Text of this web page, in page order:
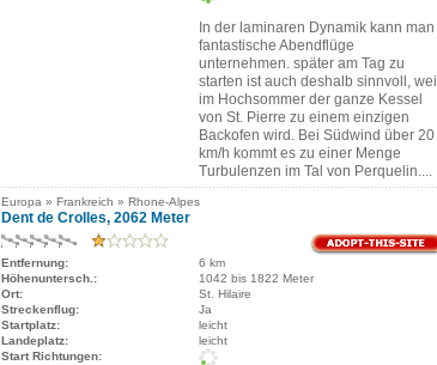
In der laminaren Dynamik kann man
fantastische Abendflüge
unternehmen. später am Tag zu
starten ist auch deshalb sinnvoll, weil
im Hochsommer der ganze Kessel
von St. Pierre zu einem einzigen
Backofen wird. Bei Südwind über 20
km/h kommt es zu einer Menge
Turbulenzen im Tal von Perquelin....
Europa » Frankreich » Rhone-Alpes
Dent de Crolles, 2062 Meter
Entfernung:
6 km
Höhenuntersch.:
1042 bis 1822 Meter
Ort:
St. Hilaire
Streckenflug:
Ja
Startplatz:
leicht
Landeplatz:
leicht
Start Richtungen: